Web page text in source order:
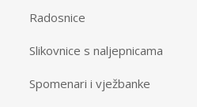
Radosnice
Slikovnice s naljepnicama
Spomenari i vježbanke